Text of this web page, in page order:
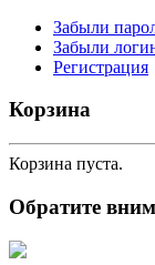
Забыли
Забыли
Регистрация
Корзина
Корзина пуста.
Обратите